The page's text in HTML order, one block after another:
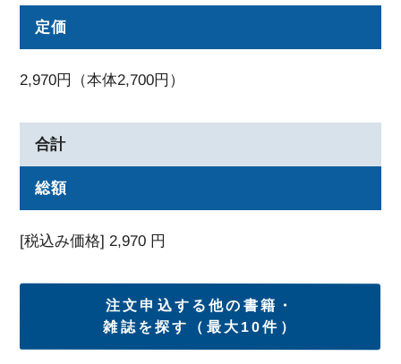
定価
2,970円（本体2,700円）
合計
総額
[税込み価格]2,970 円
注文申込する他の書籍・
雑誌を探す（最大10件）